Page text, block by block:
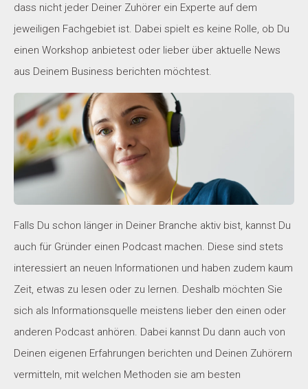
dass nicht jeder Deiner Zuhörer ein Experte auf dem
jeweiligen Fachgebiet ist. Dabei spielt es keine Rolle, ob Du
einen Workshop anbietest oder lieber über aktuelle News
aus Deinem Business berichten möchtest.
Falls Du schon länger in Deiner Branche aktiv bist, kannst Du
auch für Gründer einen Podcast machen. Diese sind stets
interessiert an neuen Informationen und haben zudem kaum
Zeit, etwas zu lesen oder zu lernen. Deshalb möchten Sie
sich als Informationsquelle meistens lieber den einen oder
anderen Podcast anhören. Dabei kannst Du dann auch von
Deinen eigenen Erfahrungen berichten und Deinen Zuhörern
vermitteln, mit welchen Methoden sie am besten